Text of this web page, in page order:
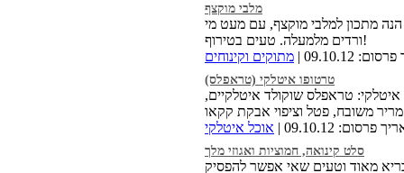
מלבי מוקצף
הנה מתכון למלבי מוקצף, עם מעט מי
ורדים מלמעלה. טעים בטירוף!
09.10.12 |
מתוקים וקינוחים
טרטופו איטלקי (טראפלס)
טראפלס שוקולד איטלקיים,
פרסום: 09.10.12 | אוכל איטלקי
סלט קינואה, חמוציות ואגוזי מלך
מאוד וטעים שאי אפשר להפסיק